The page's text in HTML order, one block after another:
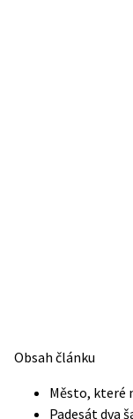
Obsah článku
Město, které
Padesát dva